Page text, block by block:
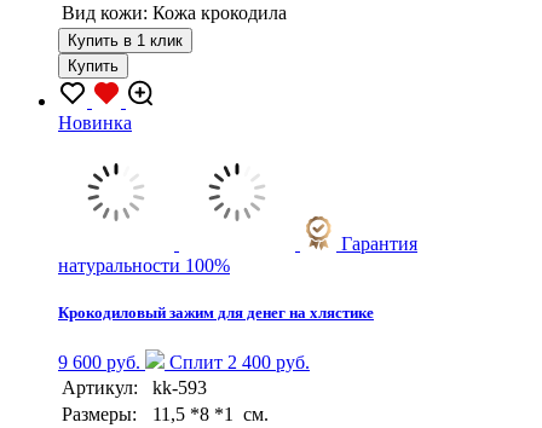
Вид кожи: Кожа крокодила
Купить в 1 клик
Купить
Новинка
Гарантия
натуральности 100%
Крокодиловый зажим для денег на хлястике
9 600 руб.
Сплит 2 400 руб.
Артикул:
kk-593
Размеры:
11,5 *8 *1 см.